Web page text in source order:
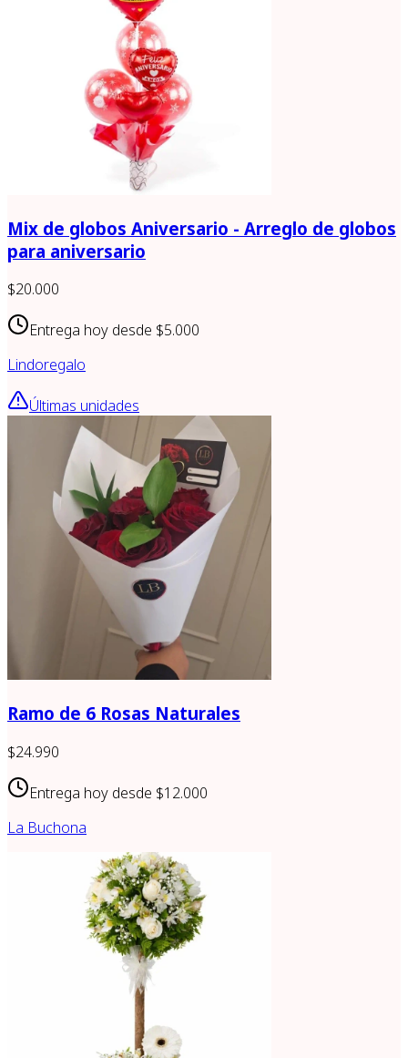
Mix de globos Aniversario - Arreglo de globos
para aniversario
$20.000
Entrega hoy desde $5.000
Lindoregalo
Últimas unidades
Ramo de 6 Rosas Naturales
$24.990
Entrega hoy desde $12.000
La Buchona